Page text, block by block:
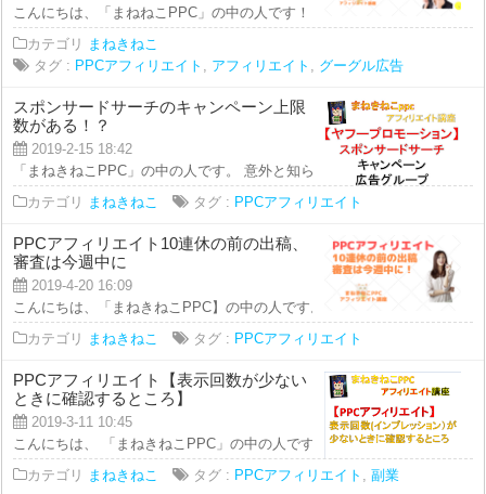
こんにちは、「まねねこPPC」の中の人です！ 本日の動画では、 ＝＝＝
カテゴリ
まねきねこ
タグ : PPCアフィリエイト アフィリエイト グーグル広告
スポンサードサーチのキャンペーン上限
数がある！？
2019-2-15 18:42
「まねきねこPPC」の中の人です。 意外と知られていない、 「スポンサ
カテゴリ まねきねこ タグ : PPCアフィリエイト
PPCアフィリエイト10連休の前の出稿、
審査は今週中に
2019-4-20 16:09
こんにちは、「まねきねこPPC】の中の人です。 本日のアフィリエイト
カテゴリ まねきねこ タグ : PPCアフィリエイト
PPCアフィリエイト【表示回数が少ない
ときに確認するところ】
2019-3-11 10:45
こんにちは、 「まねきねこPPC」の中の人です。 今回の動画では、 ＝＝
カテゴリ まねきねこ タグ : PPCアフィリエイト 副業